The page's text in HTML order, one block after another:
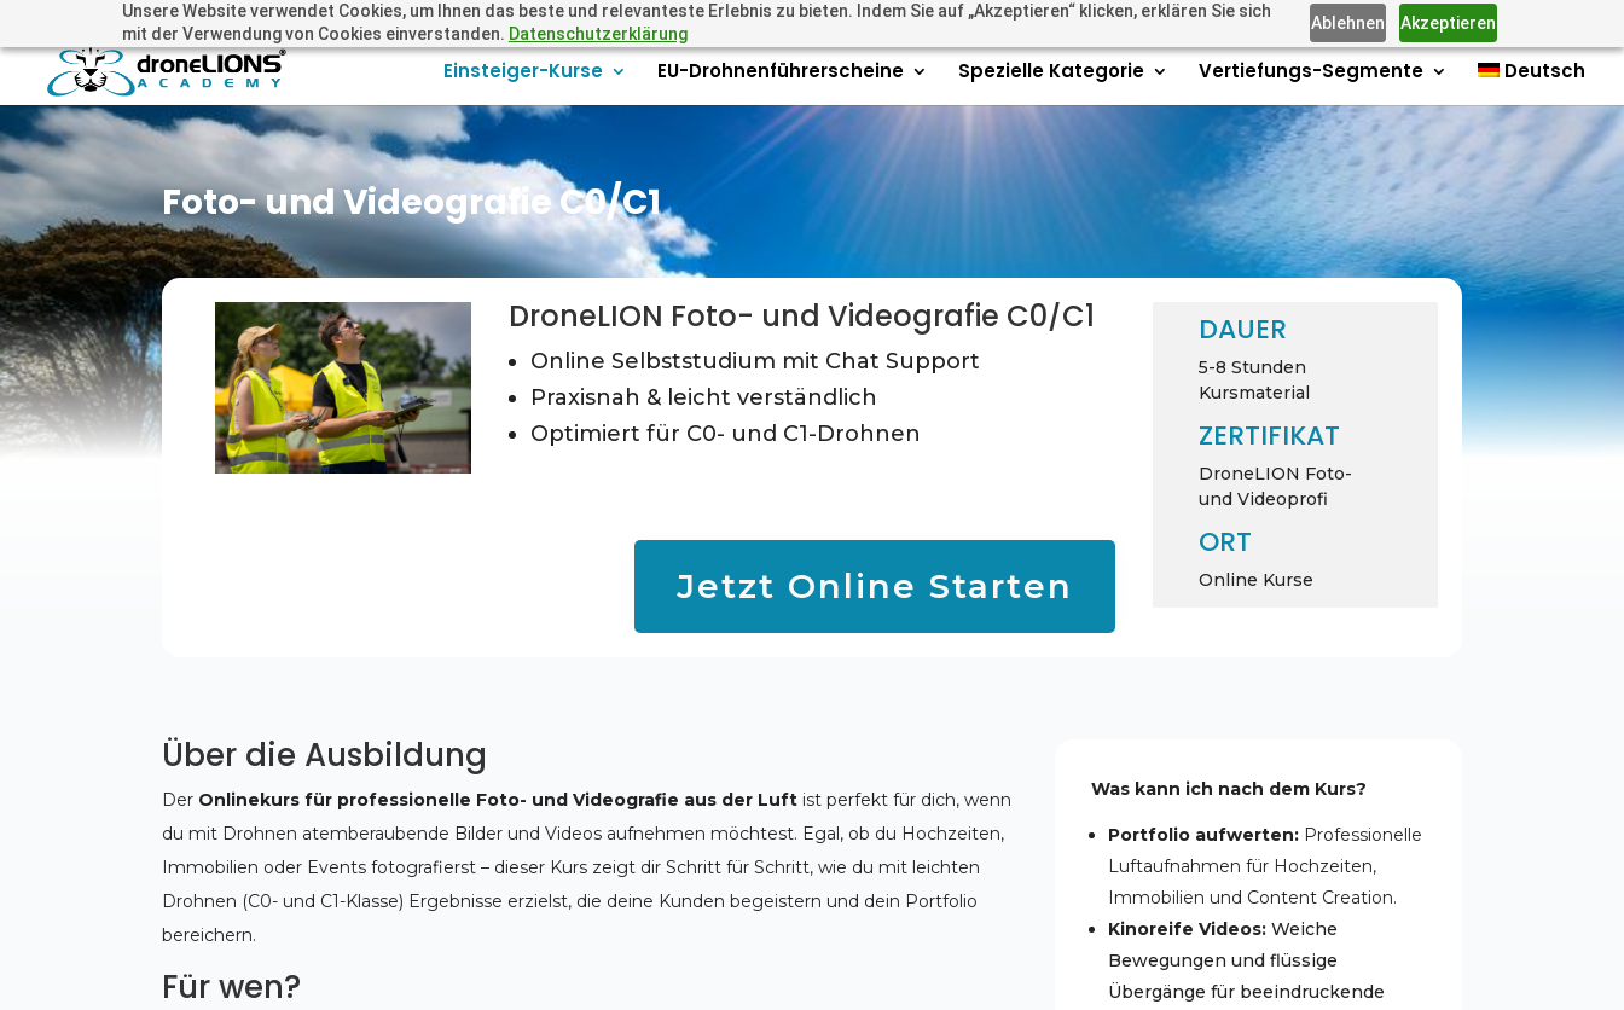
Unsere Website verwendet Cookies, um Ihnen das beste und relevanteste Erlebnis zu bieten. Indem Sie auf „Akzeptieren“ klicken, erklären Sie sich
mit der Verwendung von Cookies einverstanden. Datenschutzerklärung
Ablehnen Akzeptieren
+41 44505 6667 oder +49 157 3598 0006 info@dronelions.academy Mitglieder Kontakt Impressum Über uns
Einsteiger-Kurse EU-Drohnenführerscheine Spezielle Kategorie Vertiefungs-Segmente Deutsch
Foto- und Videografie C0/C1
DroneLION Foto- und Videografie C0/C1
Online Selbststudium mit Chat Support
Praxisnah & leicht verständlich
Optimiert für C0- und C1-Drohnen
Jetzt Online Starten
DAUER
5-8 Stunden
Kursmaterial
ZERTIFIKAT
DroneLION Foto-
und Videoprofi
ORT
Online Kurse
Über die Ausbildung
Der Onlinekurs für professionelle Foto- und Videografie aus der Luft ist perfekt für dich, wenn
du mit Drohnen atemberaubende Bilder und Videos aufnehmen möchtest. Egal, ob du Hochzeiten,
Immobilien oder Events fotografierst – dieser Kurs zeigt dir Schritt für Schritt, wie du mit leichten
Drohnen (C0- und C1-Klasse) Ergebnisse erzielst, die deine Kunden begeistern und dein Portfolio
bereichern.
Für wen?
Was kann ich nach dem Kurs?
Portfolio aufwerten:Professionelle
Luftaufnahmen für Hochzeiten,
Immobilien und Content Creation.
Kinoreife Videos:Weiche
Bewegungen und flüssige
Übergänge für beeindruckende